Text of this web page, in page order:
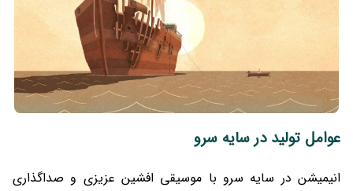
عوامل تولید در سایه سرو
انیمیشن در سایه سرو با موسیقی افشین عزیزی و صداگذاری